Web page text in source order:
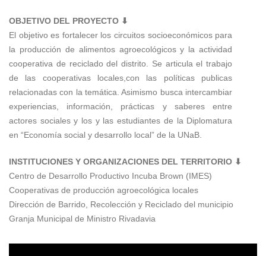
OBJETIVO DEL PROYECTO ⬇
El objetivo es fortalecer los circuitos socioeconómicos para
la producción de alimentos agroecológicos y la actividad
cooperativa de reciclado del distrito. Se articula el trabajo
de las cooperativas locales,con las políticas publicas
relacionadas con la temática. Asimismo busca intercambiar
experiencias, información, prácticas y saberes entre
actores sociales y los y las estudiantes de la Diplomatura
en “Economía social y desarrollo local” de la UNaB.
INSTITUCIONES Y ORGANIZACIONES DEL TERRITORIO ⬇
Centro de Desarrollo Productivo Incuba Brown (IMES)
Cooperativas de producción agroecológica locales
Dirección de Barrido, Recolección y Reciclado del municipio
Granja Municipal de Ministro Rivadavia